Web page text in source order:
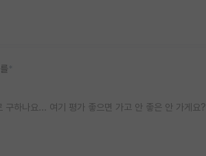
구하나요... 여기 평가 좋으면 가고 안 좋은 안 가게요?